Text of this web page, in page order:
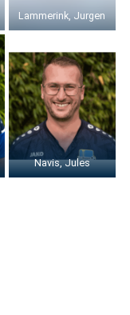
Lammerink, Jurgen
Navis, Jules